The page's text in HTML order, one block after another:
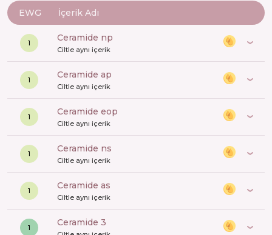
EWG İçerik Adı
1 ceramide np
Ciltle aynı içerik
1 ceramide ap
Ciltle aynı içerik
1 ceramide eop
Ciltle aynı içerik
1 ceramide ns
Ciltle aynı içerik
1 ceramide as
Ciltle aynı içerik
1 ceramide 3